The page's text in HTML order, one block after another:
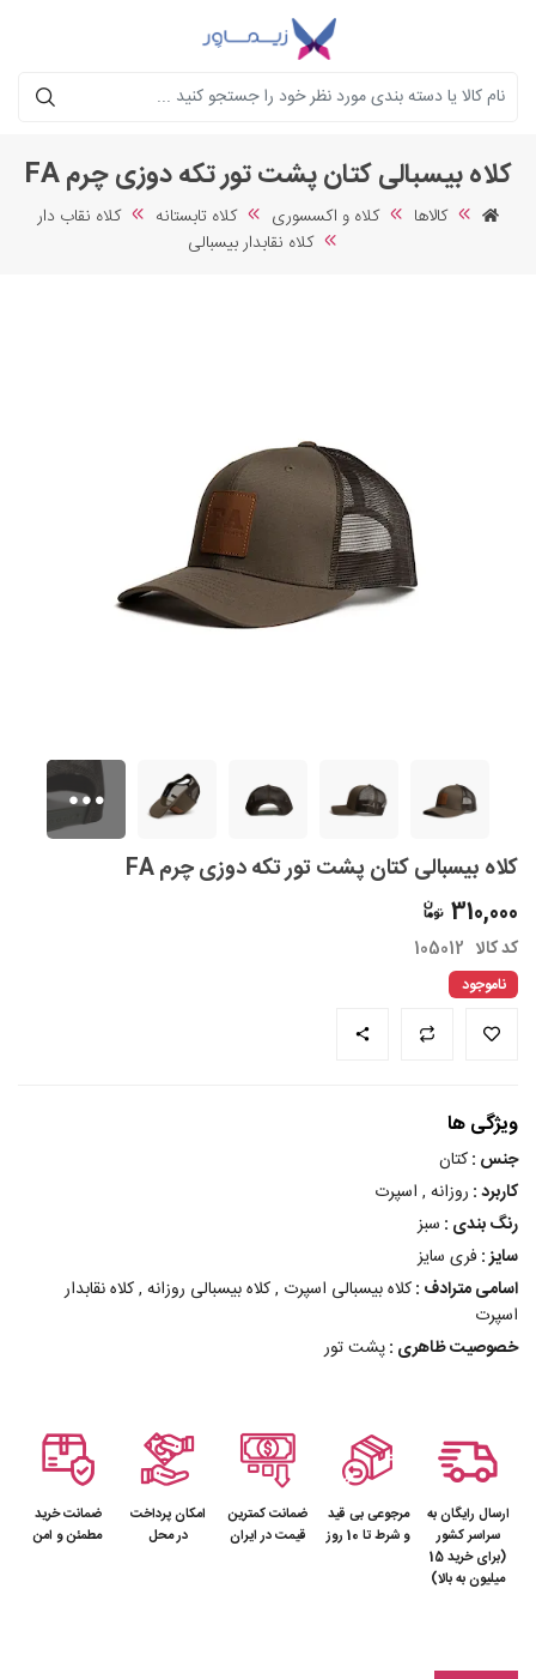
جستجو
کلاه بیسبالی کتان پشت تور تکه دوزی چرم FA
کالاها کلاه و اکسسوری کلاه تابستانه
کلاه نقاب دار
کلاه نقابدار بیسبالی
کلاه بیسبالی کتان پشت تور تکه دوزی چرم FA
310,000
کد کالا 105012
ناموجود
ویژگی ها
جنس :کتان
کاربرد : روزانه , اسپرت
رنگ بندی : سبز
سایز : فری سایز
اسامی مترادف :کلاه بیسبالی اسپرت , کلاه بیسبالی روزانه , کلاه نقابدار
اسپرت
خصوصیت ظاهری :پشت تور
ارسال رایگان به
سراسر کشور
(برای خرید 15
میلیون به بالا)
مرجوعی بی قید
و شرط تا 10 روز
ضمانت کمترین
قیمت در ایران
امکان پرداخت
در محل
ضمانت خرید
مطمئن و امن